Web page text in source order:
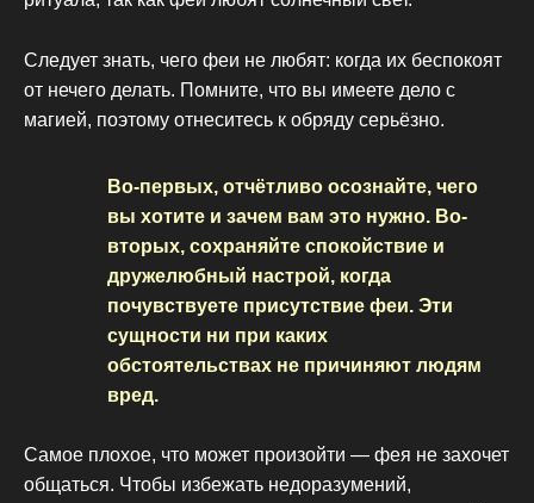
Следует знать, чего феи не любят: когда их беспокоят
от нечего делать. Помните, что вы имеете дело с
магией, поэтому отнеситесь к обряду серьёзно.
Во-первых, отчётливо осознайте, чего
вы хотите и зачем вам это нужно. Во-
вторых, сохраняйте спокойствие и
дружелюбный настрой, когда
почувствуете присутствие феи. Эти
сущности ни при каких
обстоятельствах не причиняют людям
вред.
Самое плохое, что может произойти — фея не захочет
общаться. Чтобы избежать недоразумений,